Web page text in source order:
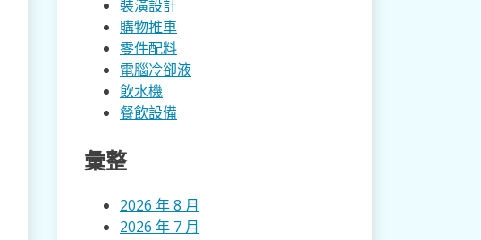
裝潢設計
購物推車
零件配料
電腦冷卻液
飲水機
餐飲設備
彙整
2026 年 8 月
2026 年 7 月